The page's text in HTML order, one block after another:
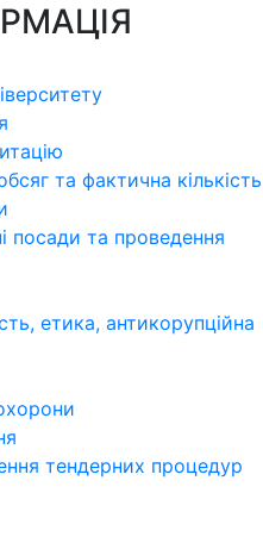
та фактична кількість
посади та проведення
етика, антикорупційна
тендерних процедур